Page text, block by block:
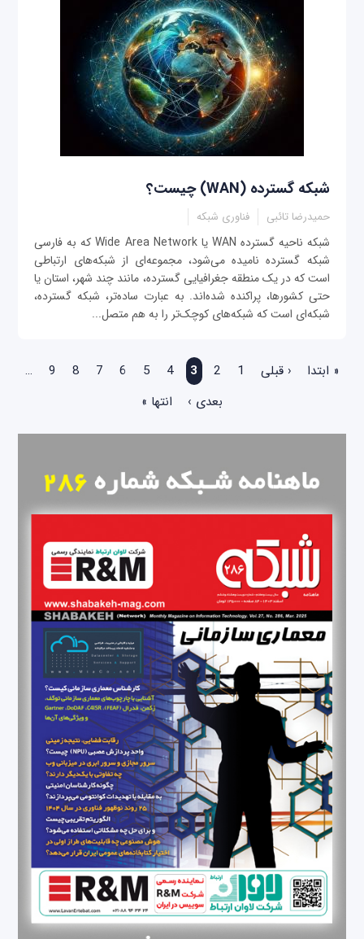
شبکه گسترده (WAN) چیست؟
حمیدرضا تائبی فناوری شبکه
شبکه ناحیه گسترده WAN یا Wide Area Network که به فارسی
شبکه گسترده نامیده می‌شود، مجموعه‌ای از شبکه‌های ارتباطی
است که در یک منطقه جغرافیایی گسترده، مانند چند شهر، استان یا
حتی کشورها، پراکنده شده‌اند. به عبارت ساده‌تر، شبکه گسترده،
شبکه‌ای است که شبکه‌های کوچک‌تر را به هم متصل...
صفحه‌ها
« ابتدا ‹ قبلی 1
2
3
4
5
6
7
8
9
…
بعدی ›
انتها »